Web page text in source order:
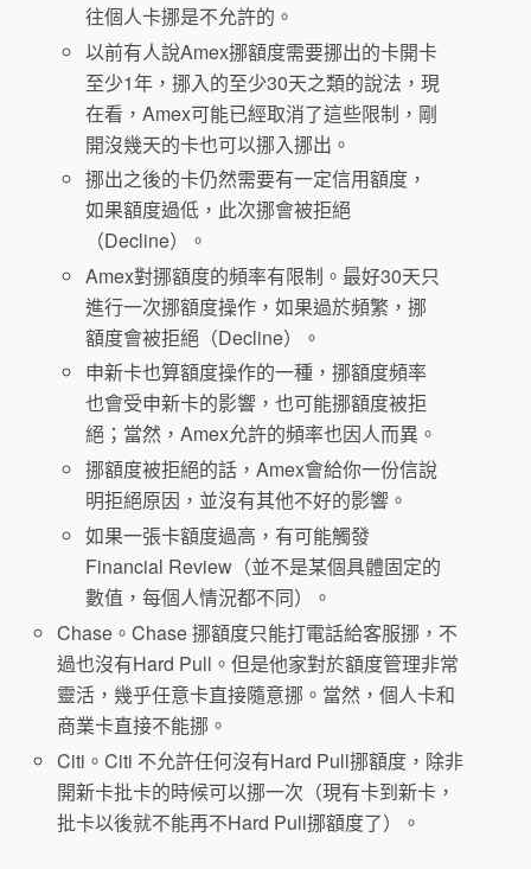
往個人卡挪是不允許的。
以前有人說Amex挪額度需要挪出的卡開卡
至少1年，挪入的至少30天之類的說法，現
在看，Amex可能已經取消了這些限制，剛
開沒幾天的卡也可以挪入挪出。
挪出之後的卡仍然需要有一定信用額度，
如果額度過低，此次挪會被拒絕
（Decline）。
Amex對挪額度的頻率有限制。最好30天只
進行一次挪額度操作，如果過於頻繁，挪
額度會被拒絕（Decline）。
申新卡也算額度操作的一種，挪額度頻率
也會受申新卡的影響，也可能挪額度被拒
絕；當然，Amex允許的頻率也因人而異。
挪額度被拒絕的話，Amex會給你一份信說
明拒絕原因，並沒有其他不好的影響。
如果一張卡額度過高，有可能觸發
Financial Review（並不是某個具體固定的
數值，每個人情況都不同）。
Chase。Chase 挪額度只能打電話給客服挪，不
過也沒有Hard Pull。但是他家對於額度管理非常
靈活，幾乎任意卡直接隨意挪。當然，個人卡和
商業卡直接不能挪。
Citi。Citi 不允許任何沒有Hard Pull挪額度，除非
開新卡批卡的時候可以挪一次（現有卡到新卡，
批卡以後就不能再不Hard Pull挪額度了）。